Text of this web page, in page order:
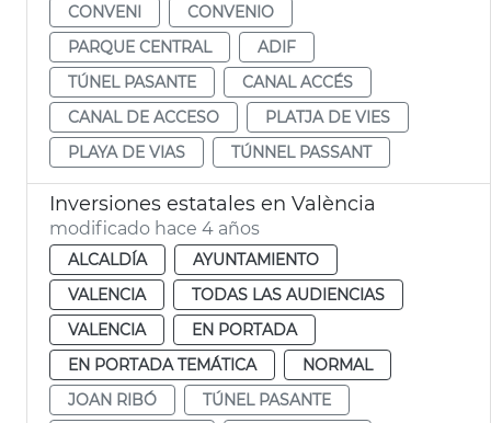
CONVENI
CONVENIO
PARQUE CENTRAL
ADIF
TÚNEL PASANTE
CANAL ACCÉS
CANAL DE ACCESO
PLATJA DE VIES
PLAYA DE VIAS
TÚNNEL PASSANT
Inversiones estatales en València
modificado hace 4 años
ALCALDÍA
AYUNTAMIENTO
VALENCIA
TODAS LAS AUDIENCIAS
VALENCIA
EN PORTADA
EN PORTADA TEMÁTICA
NORMAL
JOAN RIBÓ
TÚNEL PASANTE